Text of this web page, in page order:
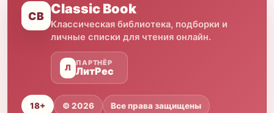
CB Classic Book
Классическая библиотека, подборки и
личные списки для чтения онлайн.
Л
ПАРТНЁР
ЛитРес
18+ © 2026 Все права защищены